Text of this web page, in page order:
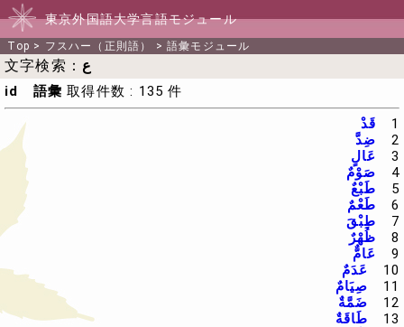
東京外国語大学言語モジュール
Top > フスハー（正則語） >語彙モジュール
文字検索： ع
id 語彙 取得件数 : 135 件
1
قَدْ
2
ضِدَّ
3
عَالٍ
4
صَوْمٌ
5
طَبْعٌ
6
طَعْمٌ
7
طِبْقَ
8
ظُهْرٌ
9
عَامٌّ
10
عَدَمٌ
11
صِيَامٌ
12
ضَمَّةٌ
13
طَاقَةٌ